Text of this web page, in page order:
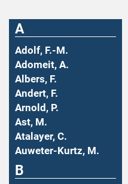
A
Adolf, F.-M.
Adomeit, A.
Albers, F.
Andert, F.
Arnold, P.
Ast, M.
Atalayer, C.
Auweter-Kurtz, M.
B